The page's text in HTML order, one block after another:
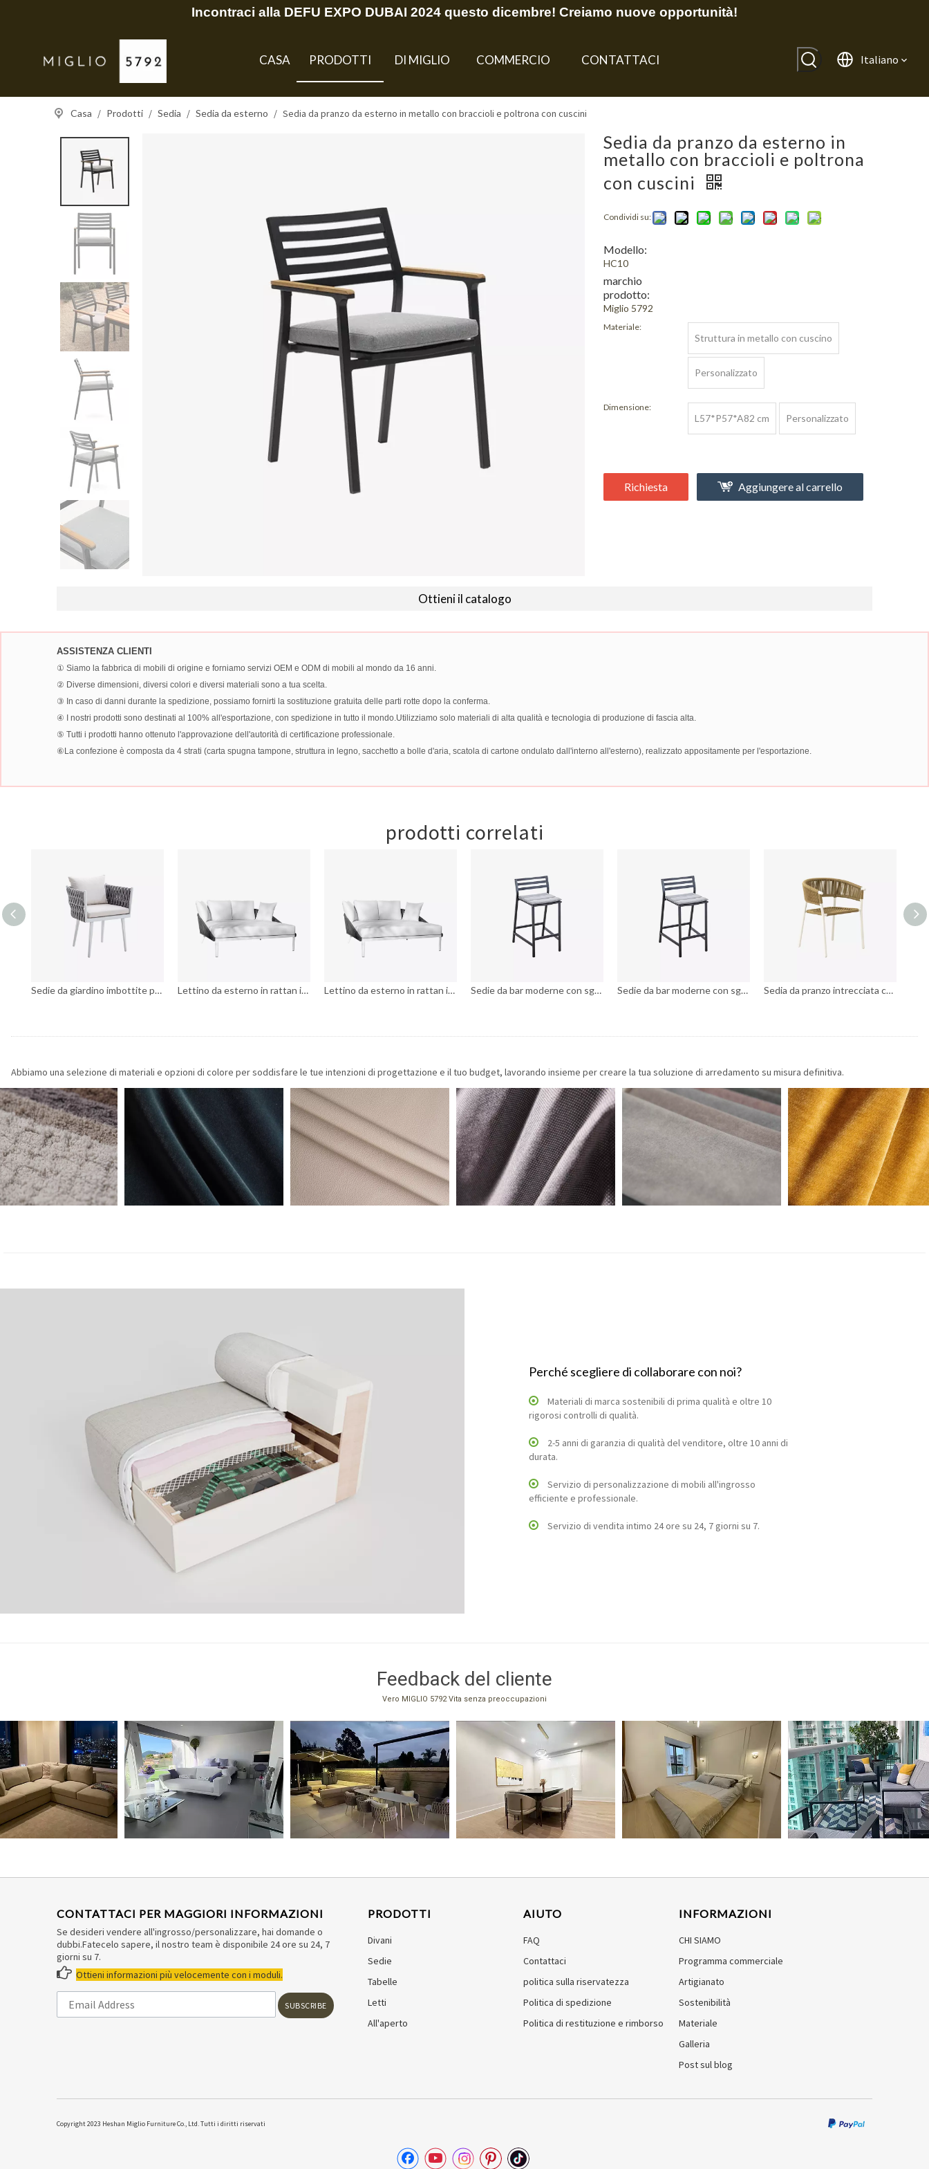
Incontraci alla DEFU EXPO DUBAI 2024 questo dicembre! Creiamo nuove opportunità!
CASA PRODOTTI DI MIGLIO COMMERCIO CONTATTACI Italiano
Casa / Prodotti / Sedia / Sedia da esterno / Sedia da pranzo da esterno in metallo con braccioli e poltrona con cuscini
Sedia da pranzo da esterno in
metallo con braccioli e poltrona
con cuscini
Condividi su:
Modello:
HC10
marchio
prodotto:
Miglio 5792
Materiale:
Struttura in metallo con cuscino
Personalizzato
Dimensione:
L57*P57*A82 cm Personalizzato
Richiesta Aggiungere al carrello
Ottieni il catalogo
ASSISTENZA CLIENTI
① Siamo la fabbrica di mobili di origine e forniamo servizi OEM e ODM di mobili al mondo da 16 anni.
② Diverse dimensioni, diversi colori e diversi materiali sono a tua scelta.
③ In caso di danni durante la spedizione, possiamo fornirti la sostituzione gratuita delle parti rotte dopo la conferma.
④ I nostri prodotti sono destinati al 100% all'esportazione, con spedizione in tutto il mondo.Utilizziamo solo materiali di alta qualità e tecnologia di produzione di fascia alta.
⑤ Tutti i prodotti hanno ottenuto l'approvazione dell'autorità di certificazione professionale.
⑥La confezione è composta da 4 strati (carta spugna tampone, struttura in legno, sacchetto a bolle d'aria, scatola di cartone ondulato dall'interno all'esterno), realizzato appositamente per l'esportazione.
prodotti correlati
Sedie da giardino imbottite per esterni Lettino da esterno in rattan in stile moderno con cuscini e cuscino con struttura in alluminio, lettini prendisole da giardino Lettino da esterno in rattan in stile moderno con cuscini e cuscino con struttura in alluminio, lettini prendisole da giardino Sedie da bar moderne con sgabello alto da cortile Sedie da bar moderne con sgabello alto da cortile Sedia da pranzo intrecciata con mobili in metallo bianco per esterni con braccioli
Abbiamo una selezione di materiali e opzioni di colore per soddisfare le tue intenzioni di progettazione e il tuo budget, lavorando insieme per creare la tua soluzione di arredamento su misura definitiva.
Perché scegliere di collaborare con noi?
Materiali di marca sostenibili di prima qualità e oltre 10
rigorosi controlli di qualità​​​​​​.
2-5 anni di garanzia di qualità del venditore, oltre 10 anni di
durata.
Servizio di personalizzazione di mobili all'ingrosso
efficiente e professionale.
Servizio di vendita intimo 24 ore su 24, 7 giorni su 7.
Feedback del cliente
Vero MIGLIO 5792 Vita senza preoccupazioni
CONTATTACI PER MAGGIORI INFORMAZIONI
Se desideri vendere all'ingrosso/personalizzare, hai domande o
dubbi.Fatecelo sapere, il nostro team è disponibile 24 ore su 24, 7
giorni su 7.
 Ottieni informazioni più velocemente con i moduli.
SUBSCRIBE
PRODOTTI
Divani
Sedie
Tabelle
Letti
All'aperto
AIUTO
FAQ
Contattaci
politica sulla riservatezza
Politica di spedizione
Politica di restituzione e rimborso
INFORMAZIONI
CHI SIAMO
Programma commerciale
Artigianato
Sostenibilità
Materiale
Galleria
Post sul blog
Copyright 2023 Heshan Miglio Furniture Co., Ltd. Tutti i diritti riservati